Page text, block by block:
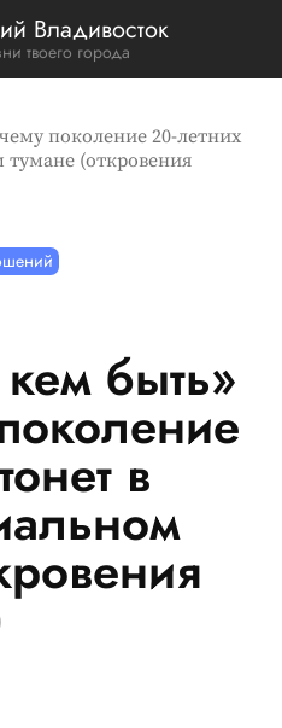
Владивосток
твоего города
поколение 20-летних
тумане (откровения
быть»
в